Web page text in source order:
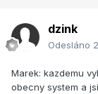
dzink
Odesláno
Marek: kazdemu
obecny system a